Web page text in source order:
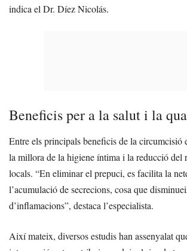
indica el Dr. Díez Nicolás.
Beneficis per a la salut i la
Entre els principals beneficis de la circumcisió
la millora de la higiene íntima i la reducció del
locals. “En eliminar el prepuci, es facilita la
l’acumulació de secrecions, cosa que
d’inflamacions”, destaca l’especialista.
Així mateix, diversos estudis han assenyalat